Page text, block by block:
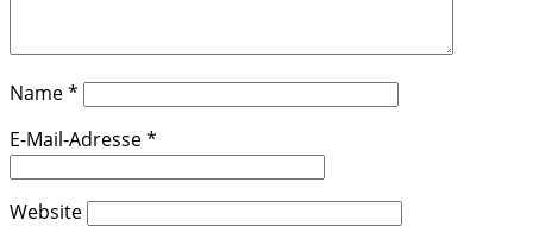
Name*
E-Mail-Adresse*
Website